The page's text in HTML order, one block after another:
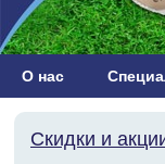
О нас
Скидки и